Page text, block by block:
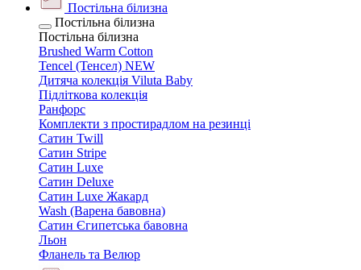
Постільна білизна
Постільна білизна
Постільна білизна
Brushed Warm Cotton
Tencel (Тенсел) NEW
Дитяча колекція Viluta Baby
Підліткова колекція
Ранфорс
Комплекти з простирадлом на резинці
Сатин Twill
Сатин Stripe
Сатин Luxe
Сатин Deluxe
Сатин Luxe Жакард
Wash (Варена бавовна)
Сатин Єгипетська бавовна
Льон
Фланель та Велюр